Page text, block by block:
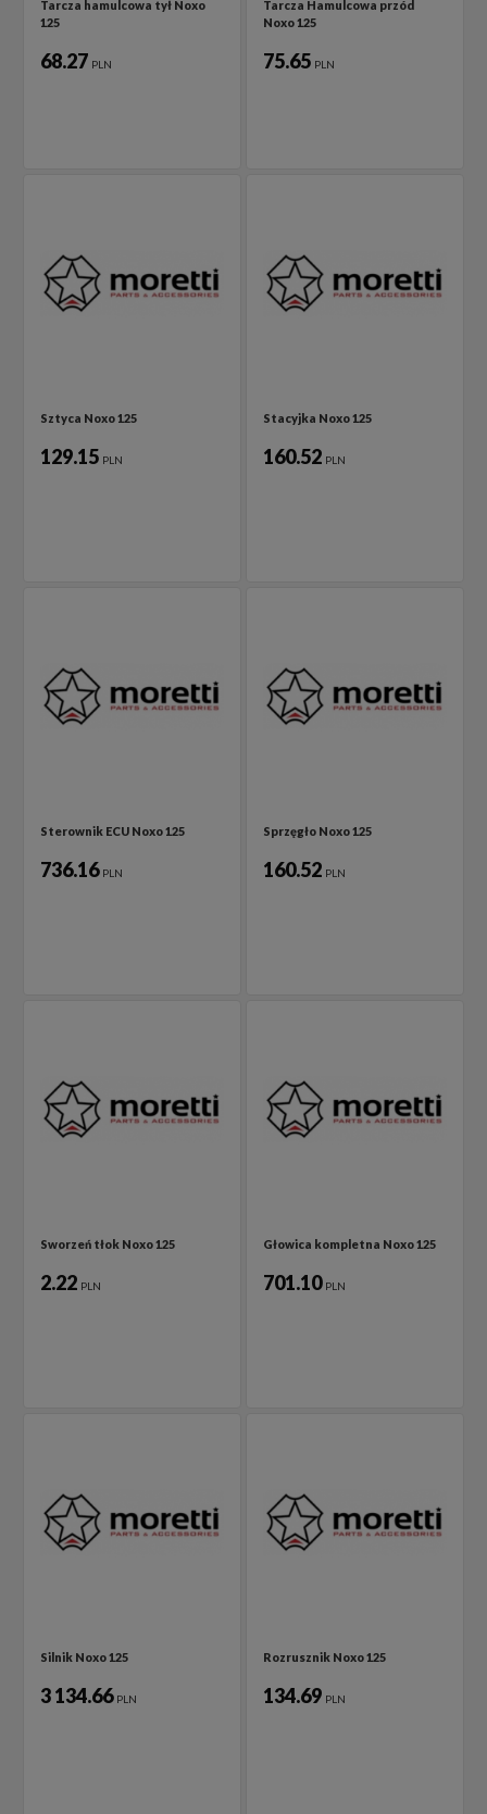
Tarcza hamulcowa tył Noxo
125
68.27 PLN
Tarcza Hamulcowa przód
Noxo 125
75.65 PLN
Sztyca Noxo 125
129.15 PLN
Stacyjka Noxo 125
160.52 PLN
Sterownik ECU Noxo 125
736.16 PLN
Sprzęgło Noxo 125
160.52 PLN
Sworzeń tłok Noxo 125
2.22 PLN
Głowica kompletna Noxo 125
701.10 PLN
Silnik Noxo 125
3 134.66 PLN
Rozrusznik Noxo 125
134.69 PLN